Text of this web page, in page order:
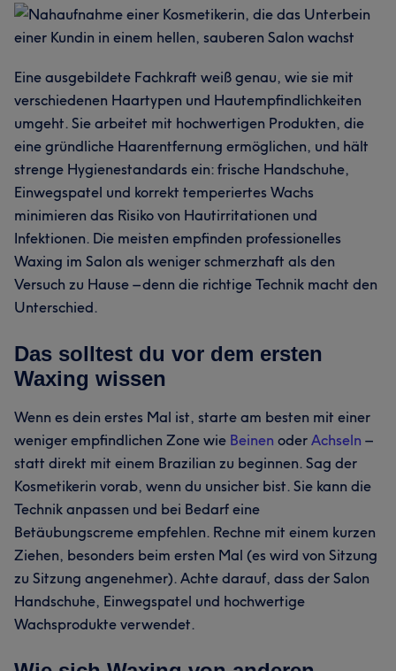
Eine ausgebildete Fachkraft weiß genau, wie sie mit
verschiedenen Haartypen und Hautempfindlichkeiten
umgeht. Sie arbeitet mit hochwertigen Produkten, die
eine gründliche Haarentfernung ermöglichen, und hält
strenge Hygienestandards ein: frische Handschuhe,
Einwegspatel und korrekt temperiertes Wachs
minimieren das Risiko von Hautirritationen und
Infektionen. Die meisten empfinden professionelles
Waxing im Salon als weniger schmerzhaft als den
Versuch zu Hause – denn die richtige Technik macht den
Unterschied.
Das solltest du vor dem ersten
Waxing wissen
Wenn es dein erstes Mal ist, starte am besten mit einer
weniger empfindlichen Zone wie Beinen oder Achseln –
statt direkt mit einem Brazilian zu beginnen. Sag der
Kosmetikerin vorab, wenn du unsicher bist. Sie kann die
Technik anpassen und bei Bedarf eine
Betäubungscreme empfehlen. Rechne mit einem kurzen
Ziehen, besonders beim ersten Mal (es wird von Sitzung
zu Sitzung angenehmer). Achte darauf, dass der Salon
Handschuhe, Einwegspatel und hochwertige
Wachsprodukte verwendet.